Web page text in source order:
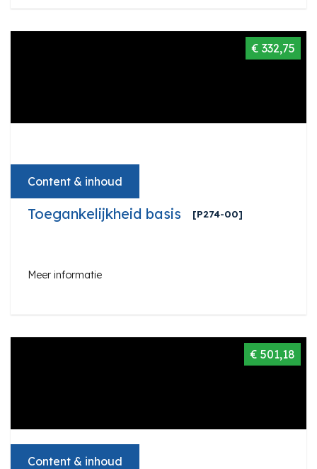
€ 332,75
Content & inhoud
Toegankelijkheid basis [P274-00]
Meer informatie
€ 501,18
Content & inhoud